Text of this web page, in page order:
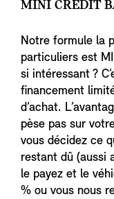
MINI CREDIT
Notre formule la
particuliers est
si intéressant ?
financement
d’achat.
pèse pas sur
vous décidez ce
restant dû (aussi
le payez et le
% ou vous nous